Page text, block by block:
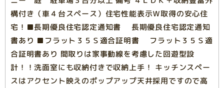
構付き（車４台スペース）住宅性能表示Ｗ取得の安心住
宅！■長期優良住宅認定通知書 長期優良住宅認定通知
書あり ■フラット３５Ｓ適合証明書 フラット３５Ｓ適
合証明書あり 間取りは家事動線を考慮した回遊型設
計！！洗面室にも収納付きで収納上手！ キッチンスペー
スはアクセント映えのポップアップ天井採用ですので高